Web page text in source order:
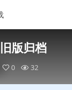
版归档
0 32